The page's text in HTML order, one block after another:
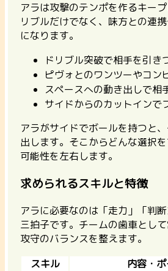
アラは攻撃のテンポを作るキー
リブルだけでなく、味方との連
になります。
ドリブル突破で相手を引き
ピヴォとのワンツーやコン
スペースへの動き出しで相
サイドからのカットインで
アラがサイドでボールを持つと
出します。そこからどんな選択
可能性を左右します。
求められるスキルと特徴
アラに必要なのは「走力」「判
三拍子です。チームの歯車として
攻守のバランスを整えます。
スキル
内容・